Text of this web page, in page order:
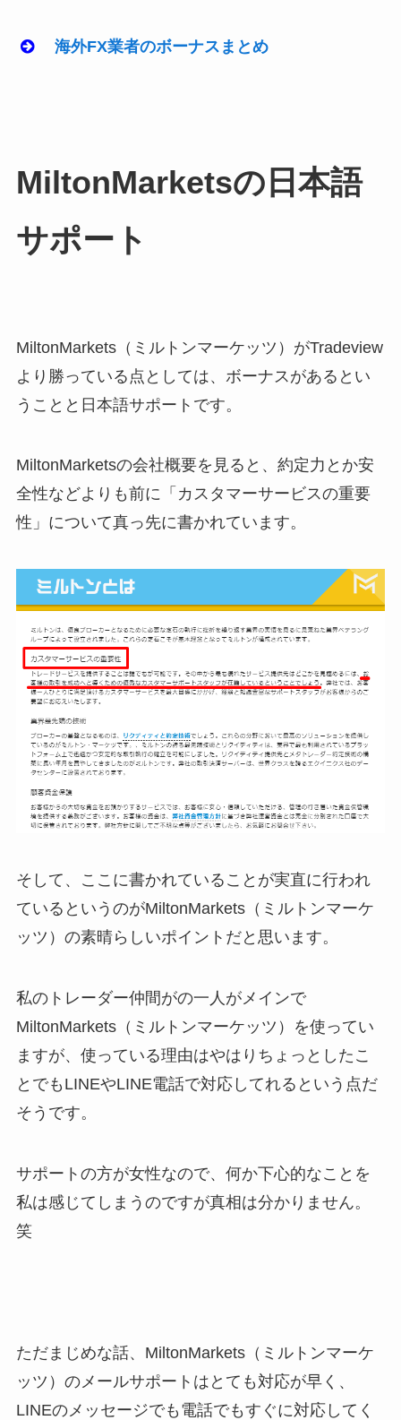
海外FX業者のボーナスまとめ
MiltonMarketsの日本語
サポート
MiltonMarkets（ミルトンマーケッツ）がTradeview
より勝っている点としては、ボーナスがあるとい
うことと日本語サポートです。
MiltonMarketsの会社概要を見ると、約定力とか安
全性などよりも前に「カスタマーサービスの重要
性」について真っ先に書かれています。
そして、ここに書かれていることが実直に行われ
ているというのがMiltonMarkets（ミルトンマーケ
ッツ）の素晴らしいポイントだと思います。
私のトレーダー仲間がの一人がメインで
MiltonMarkets（ミルトンマーケッツ）を使ってい
ますが、使っている理由はやはりちょっとしたこ
とでもLINEやLINE電話で対応してれるという点だ
そうです。
サポートの方が女性なので、何か下心的なことを
私は感じてしまうのですが真相は分かりません。
笑
ただまじめな話、MiltonMarkets（ミルトンマーケ
ッツ）のメールサポートはとても対応が早く、
LINEのメッセージでも電話でもすぐに対応してく